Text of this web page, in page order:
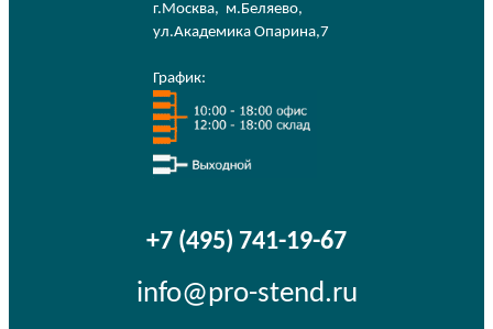
г.Москва, м.Беляево,
ул.Академика Опарина,7
График:
+7 (495) 741-19-67
info@pro-stend.ru